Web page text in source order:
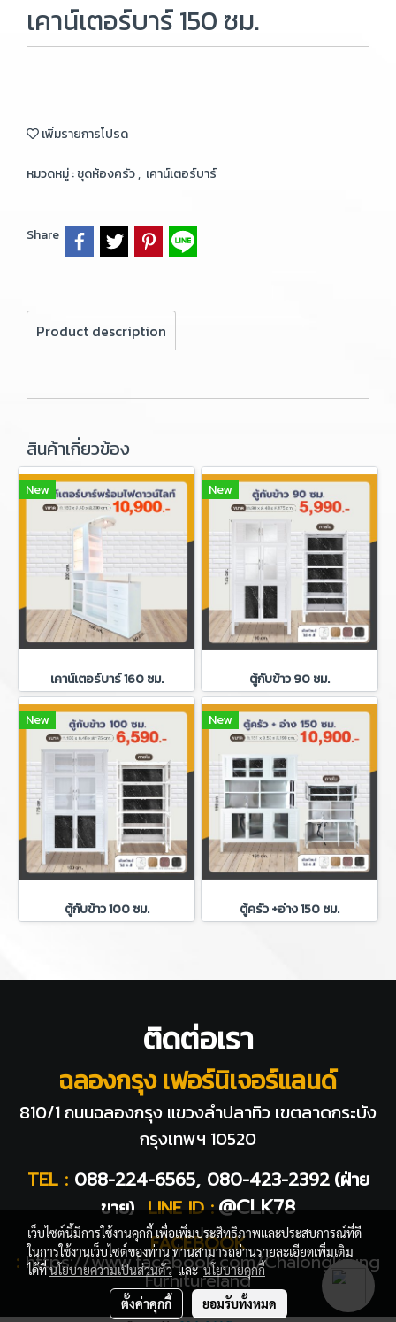
เคาน์เตอร์บาร์ 150 ซม.
เพิ่มรายการโปรด
หมวดหมู่ :ชุดห้องครัว, เคาน์เตอร์บาร์
Share
Product description
สินค้าเกี่ยวข้อง
New
เคาน์เตอร์บาร์ 160 ซม.
New
ตู้กับข้าว 90 ซม.
New
ตู้กับข้าว 100 ซม.
New
ตู้ครัว +อ่าง 150 ซม.
ติดต่อเรา
ฉลองกรุง เฟอร์นิเจอร์แลนด์
810/1 ถนนฉลองกรุง แขวงลำปลาทิว เขตลาดกระบัง
กรุงเทพฯ 10520
TEL : 088-224-6565, 080-423-2392 (ฝ่าย
ขาย) LINE ID : @CLK78
FACEBOOK
: https://www.facebook.com/Chalongkrung
Furnitureland
เว็บไซต์นี้มีการใช้งานคุกกี้ เพื่อเพิ่มประสิทธิภาพและประสบการณ์ที่ดี
ในการใช้งานเว็บไซต์ของท่าน ท่านสามารถอ่านรายละเอียดเพิ่มเติม
ได้ที่นโยบายความเป็นส่วนตัวและนโยบายคุกกี้
ตั้งค่าคุกกี้ ยอมรับทั้งหมด